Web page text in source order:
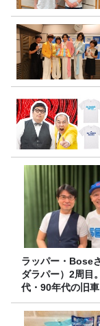
ラッパー・Bose
ダラパー）2周目
代・90年代の旧車